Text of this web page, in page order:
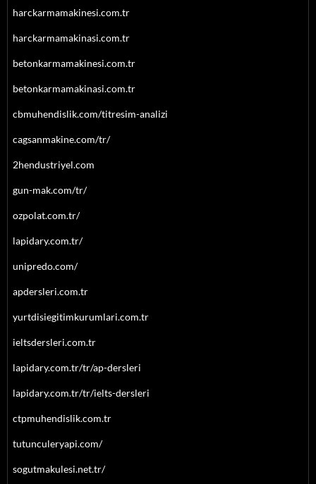
harckarmamakinesi.com.tr
harckarmamakinasi.com.tr
betonkarmamakinesi.com.tr
betonkarmamakinasi.com.tr
cbmuhendislik.com/titresim-analizi
cagsanmakine.com/tr/
2hendustriyel.com
gun-mak.com/tr/
ozpolat.com.tr/
lapidary.com.tr/
unipredo.com/
apdersleri.com.tr
yurtdisiegitimkurumlari.com.tr
ieltsdersleri.com.tr
lapidary.com.tr/tr/ap-dersleri
lapidary.com.tr/tr/ielts-dersleri
ctpmuhendislik.com.tr
tutunculeryapi.com/
sogutmakulesi.net.tr/